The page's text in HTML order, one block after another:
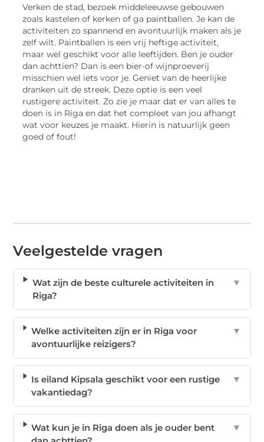
Verken de stad, bezoek middeleeuwse gebouwen
zoals kastelen of kerken of ga paintballen. Je kan de
activiteiten zo spannend en avontuurlijk maken als je
zelf wilt. Paintballen is een vrij heftige activiteit,
maar wel geschikt voor alle leeftijden. Ben je ouder
dan achttien? Dan is een bier-of wijnproeverij
misschien wel iets voor je. Geniet van de heerlijke
dranken uit de streek. Deze optie is een veel
rustigere activiteit. Zo zie je maar dat er van alles te
doen is in Riga en dat het compleet van jou afhangt
wat voor keuzes je maakt. Hierin is natuurlijk geen
goed of fout!
Veelgestelde vragen
Wat zijn de beste culturele activiteiten in
Riga?
▼
Welke activiteiten zijn er in Riga voor
avontuurlijke reizigers?
▼
Is eiland Kipsala geschikt voor een rustige
vakantiedag?
▼
Wat kun je in Riga doen als je ouder bent
▼